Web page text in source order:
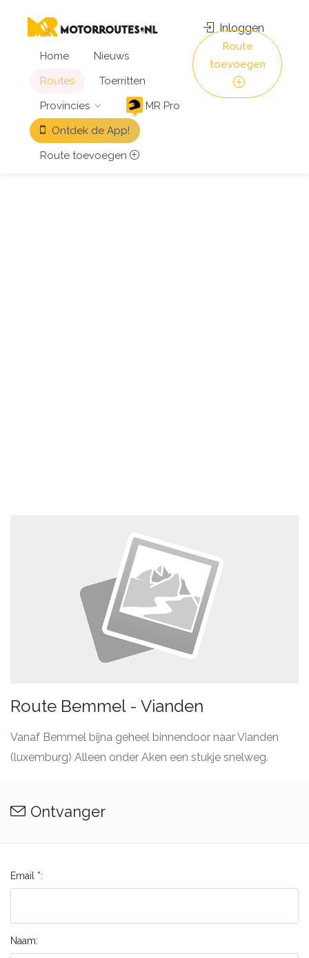
Home
Nieuws
Routes
Toerritten
Provincies
MR Pro
Ontdek de App!
Route toevoegen
Inloggen
Route
toevoegen
Route Bemmel - Vianden
Vanaf Bemmel bijna geheel binnendoor naar Vianden
(luxemburg) Alleen onder Aken een stukje snelweg.
Ontvanger
Email *:
Naam: